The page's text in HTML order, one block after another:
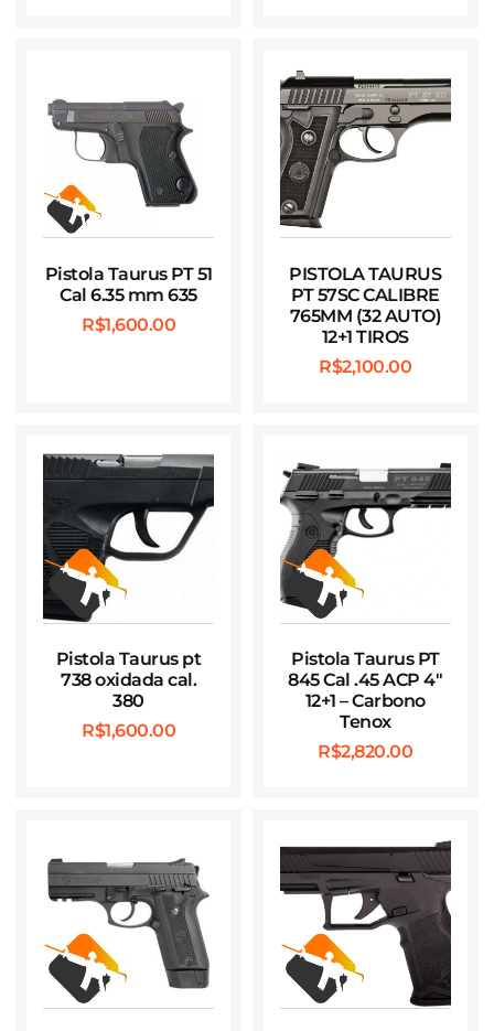
Pistola Taurus PT 51
Cal 6.35 mm 635
R$1,600.00
PISTOLA TAURUS
PT 57SC CALIBRE
765MM (32 AUTO)
12+1 TIROS
R$2,100.00
Pistola Taurus pt
738 oxidada cal.
380
R$1,600.00
Pistola Taurus PT
845 Cal .45 ACP 4″
12+1 – Carbono
Tenox
R$2,820.00